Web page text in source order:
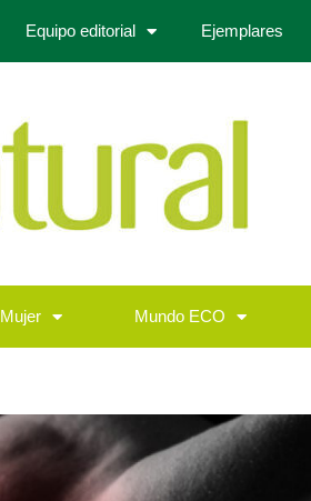
Equipo editorial Ejemplares
Mujer Mundo ECO